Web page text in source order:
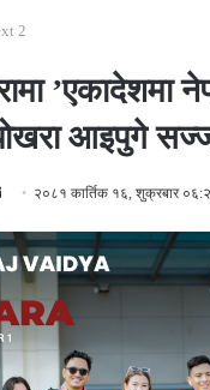
2
’एकादेशमा
आइपुगे
Send
email
२०८१ कार्तिक १६, शुक्रबार